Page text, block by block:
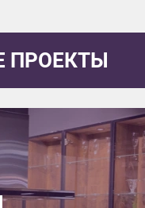
ПРОЕКТЫ